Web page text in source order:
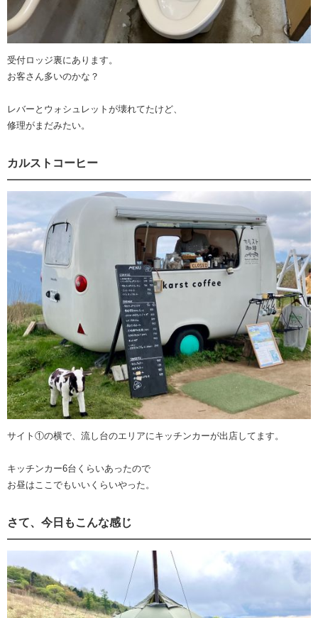
受付ロッジ裏にあります。
お客さん多いのかな？
レバーとウォシュレットが壊れてたけど、
修理がまだみたい。
カルストコーヒー
サイト①の横で、流し台のエリアにキッチンカーが出店してます。
キッチンカー6台くらいあったので
お昼はここでもいいくらいやった。
さて、今日もこんな感じ